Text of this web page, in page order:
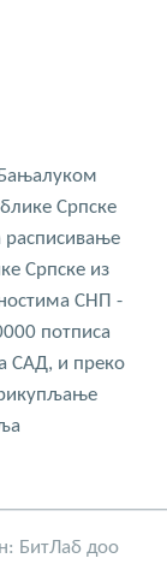
Српске
расписивање
Српске из
СНП -
потписа
САД, и преко
БитЛаб доо